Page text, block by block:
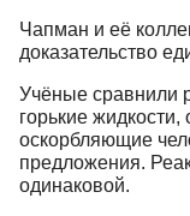
Чапман и её
доказательство
Учёные сравнили
горькие
оскорбляющие
предложения.
одинаковой.